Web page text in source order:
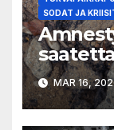
SODAT JA
lasta
MAR 16,